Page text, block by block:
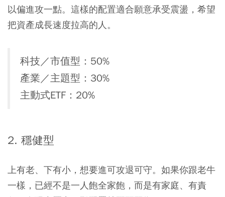
以偏進攻一點。這樣的配置適合願意承受震盪，希望
把資產成長速度拉高的人。
科技／市值型：50%
產業／主題型：30%
主動式ETF：20%
2. 穩健型
上有老、下有小，想要進可攻退可守。如果你跟老牛
一樣，已經不是一人飽全家飽，而是有家庭、有責